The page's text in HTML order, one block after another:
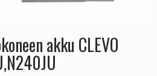
akku CLEVO